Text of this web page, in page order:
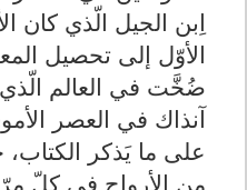
اِبن الجيل الّذي كان
الأوّل إلى تحصيل
ضُخَّت في العالم
آنذاك في العصر
على ما يَذكر
من الأرواح في كلّ